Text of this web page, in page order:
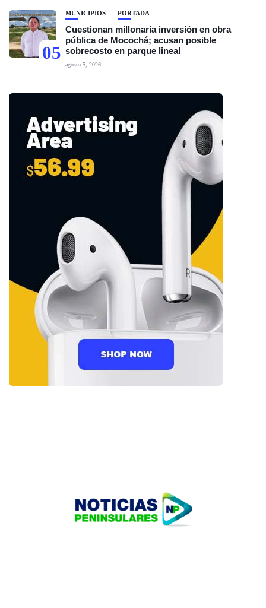
05
MUNICIPIOS PORTADA
Cuestionan millonaria inversión en obra
pública de Mocochá; acusan posible
sobrecosto en parque lineal
agosto 5, 2026